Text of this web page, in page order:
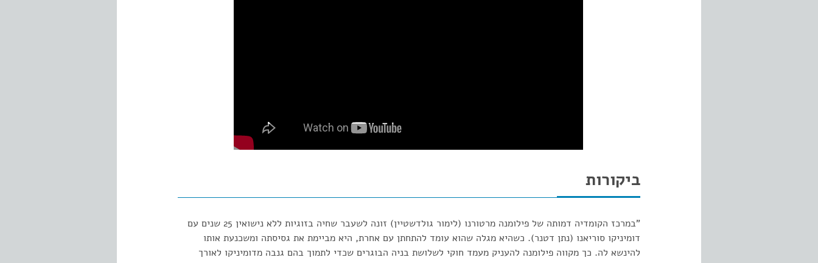
ביקורות
"במרכז הקומדיה דמותה של פילומנה מרטורנו (לימור גולדשטיין) זונה לשעבר שחיה בזוגיות ללא נישואין 25 שנים עם
דומיניקו סוריאנו (נתן דטנר). כשהיא מגלה שהוא עומד להתחתן עם אחרת, היא מביימת את גסיסתה ומשכנעת אותו
להינשא לה. כך מקווה פילומנה להעניק מעמד חוקי לשלושת בניה הבוגרים שכדי לתמוך בהם גנבה מדומיניקו לאורך